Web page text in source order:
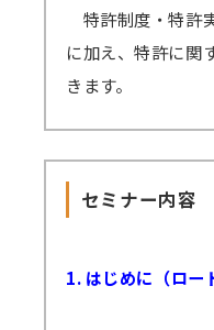
逃し視聴なし）
承ください。
特許制度・特許
に加え、特許に関
きます。
セミナー内容
1. はじめに（ロー